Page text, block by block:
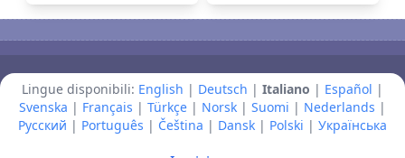
Lingue disponibili: English | Deutsch | Italiano | Español |
Svenska | Français | Türkçe | Norsk | Suomi | Nederlands |
Русский | Português | Čeština | Dansk | Polski | Українська